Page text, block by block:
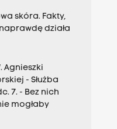
skóra. Fakty,
działa
Agnieszki
- Służba
7. - Bez nich
mogłaby